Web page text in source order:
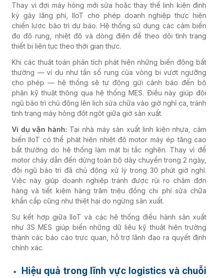
Thay vì đợi máy hỏng mới sửa hoặc thay thế linh kiện định
kỳ gây lãng phí, IIoT cho phép doanh nghiệp thực hiện
chiến lược bảo trì dự báo. Hệ thống sử dụng các cảm biến
đo độ rung, nhiệt độ và dòng điện để theo dõi tình trạng
thiết bị liên tục theo thời gian thực.
Khi các thuật toán phân tích phát hiện những biến động bất
thường — ví dụ như tần số rung của vòng bi vượt ngưỡng
cho phép — hệ thống sẽ tự động gửi cảnh báo đến bộ
phận kỹ thuật thông qua hệ thống MES. Điều này giúp đội
ngũ bảo trì chủ động lên lịch sửa chữa vào giờ nghỉ ca, tránh
tình trạng máy hỏng đột ngột giữa giờ sản xuất.
Ví dụ vận hành: Tại nhà máy sản xuất linh kiện nhựa, cảm
biến IIoT có thể phát hiện nhiệt độ motor máy ép tăng cao
bất thường do hệ thống làm mát bị tắc nghẽn. Thay vì để
motor cháy dẫn đến dừng toàn bộ dây chuyền trong 2 ngày,
đội ngũ bảo trì đã chủ động xử lý trong 30 phút giờ nghỉ.
Việc này giúp doanh nghiệp tránh được rủi ro chậm đơn
hàng và tiết kiệm hàng trăm triệu đồng chi phí sửa chữa
khẩn cấp cũng như thiệt hại do ngừng sản xuất.
Sự kết hợp giữa IIoT và các hệ thống điều hành sản xuất
như 3S MES giúp biến những dữ liệu kỹ thuật hiện trường
thành các báo cáo trực quan, hỗ trợ lãnh đạo ra quyết định
chính xác.
Hiệu quả trong lĩnh vực logistics và chuỗi